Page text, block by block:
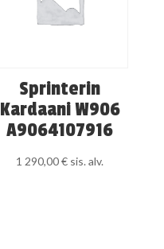
Sprinterin
Kardaani W906
A9064107916
1 290,00€ sis. alv.